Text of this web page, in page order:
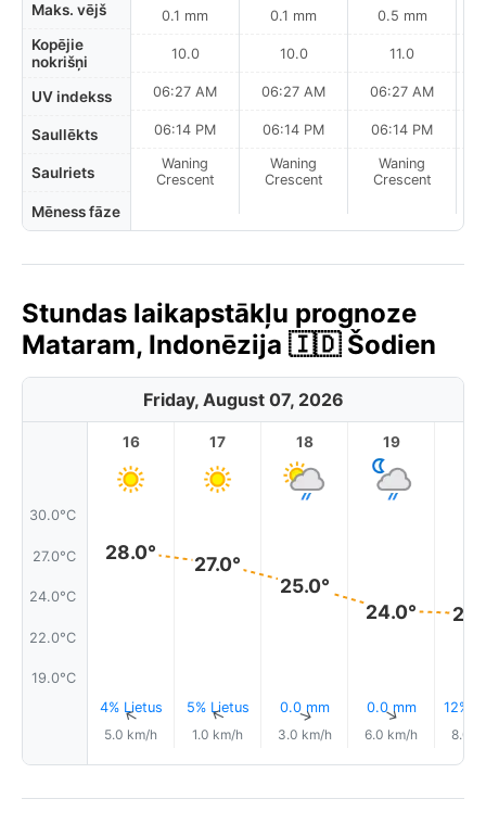
Maks. vējš
Kopējie
nokrišņi
UV indekss
Saullēkts
Saulriets
Mēness fāze
0.1 mm
10.0
06:27 AM
06:14 PM
Waning
Crescent
0.1 mm
10.0
06:27 AM
06:14 PM
Waning
Crescent
0.5 mm
11.0
06:27 AM
06:14 PM
Waning
Crescent
Stundas laikapstākļu prognoze
Mataram, Indonēzija 🇮🇩 Šodien
Friday, August 07, 2026
30.0°C
27.0°C
24.0°C
22.0°C
19.0°C
16
28.0°
4% Lietus
↑
5.0 km/h
17
27.0°
5% Lietus
↑
1.0 km/h
18
25.0°
0.0 mm
↑
3.0 km/h
19
24.0°
0.0 mm
↑
6.0 km/h
12%
8.0